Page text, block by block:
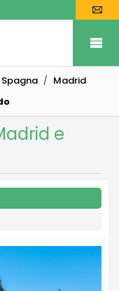
Spagna
Madrid
e